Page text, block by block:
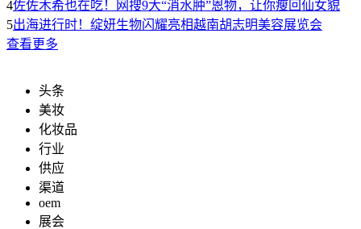
4佐佐木希也在吃！网搜9大“消水肿”恩物，让你瘦回仙女貌
5出海进行时！绽妍生物闪耀亮相越南胡志明美容展览会
查看更多
头条
美妆
化妆品
行业
供应
渠道
oem
展会